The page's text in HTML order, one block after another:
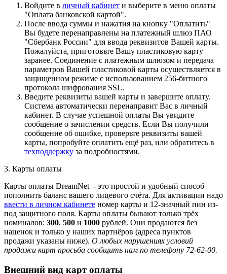
Войдите в личный кабинет и выберите в меню оплаты
"Оплата банковской картой".
После ввода суммы и нажатия на кнопку "Оплатить"
Вы будете перенаправлены на платежный шлюз ПАО
"Сбербанк России" для ввода реквизитов Вашей карты.
Пожалуйста, приготовьте Вашу пластиковую карту
заранее. Соединение с платежным шлюзом и передача
параметров Вашей пластиковой карты осуществляется в
защищенном режиме с использованием 256-битного
протокола шифрования SSL.
Введите реквизиты вашей карты и завершите оплату.
Система автоматически перенаправит Вас в личный
кабинет. В случае успешной оплаты Вы увидите
сообщение о зачислении средств. Если Вы получили
сообщение об ошибке, проверьте реквизиты вашей
карты, попробуйте оплатить ещё раз, или обратитесь в
техподдержку за подробностями.
3. Карты оплаты
Карты оплаты DreamNet - это простой и удобный способ
пополнить баланс вашего лицевого счёта. Для активации надо
ввести в личном кабинете номер карты и 12-значный пин из-
под защитного поля. Карты оплаты бывают только трёх
номиналов: 300, 500 и 1000 рублей. Они продаются без
наценок и только у наших партнёров (адреса пунктов
продажи указаны ниже). О любых нарушениях условий
продажи карт просьба сообщить нам по телефону 72-62-00.
Внешний вид карт оплаты